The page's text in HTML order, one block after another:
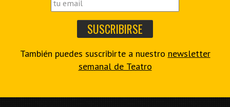
También puedes suscribirte a nuestro newsletter
semanal de Teatro